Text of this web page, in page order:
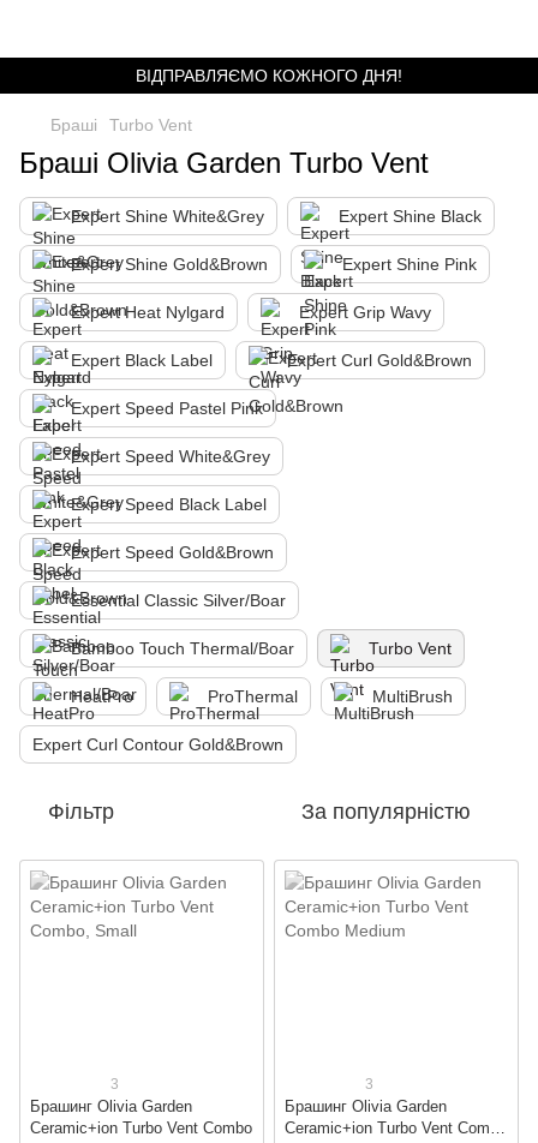
ВІДПРАВЛЯЄМО КОЖНОГО ДНЯ!
Браші Turbo Vent
Браші Olivia Garden Turbo Vent
Expert Shine White&Grey Expert Shine Black
Expert Shine Gold&Brown Expert Shine Pink
Expert Heat Nylgard Expert Grip Wavy
Expert Black Label Expert Curl Gold&Brown
Expert Speed Pastel Pink
Expert Speed White&Grey
Expert Speed Black Label
Expert Speed Gold&Brown
Essential Classic Silver/Boar
Bamboo Touch Thermal/Boar Turbo Vent
HeatPro ProThermal MultiBrush
Expert Curl Contour Gold&Brown
Фільтр За популярністю
3
Брашинг Olivia Garden
Ceramic+ion Turbo Vent Combo
3
Брашинг Olivia Garden
Ceramic+ion Turbo Vent Combo